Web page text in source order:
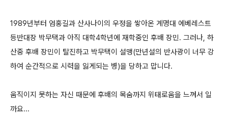
1989년부터 엄홍길과 산사나이의 우정을 쌓아온 계명대 에베레스트
등반대장 박무택과 아직 대학4학년에 재학중인 후배 장민. 그러나, 하
산중 후배 장민이 탈진하고 박무택이 설맹(만년설의 반사광이 너무 강
하여 순간적으로 시력을 잃게되는 병)을 당하고 맙니다.
움직이지 못하는 자신 때문에 후배의 목숨까지 위태로움을 느껴서 일
까요...